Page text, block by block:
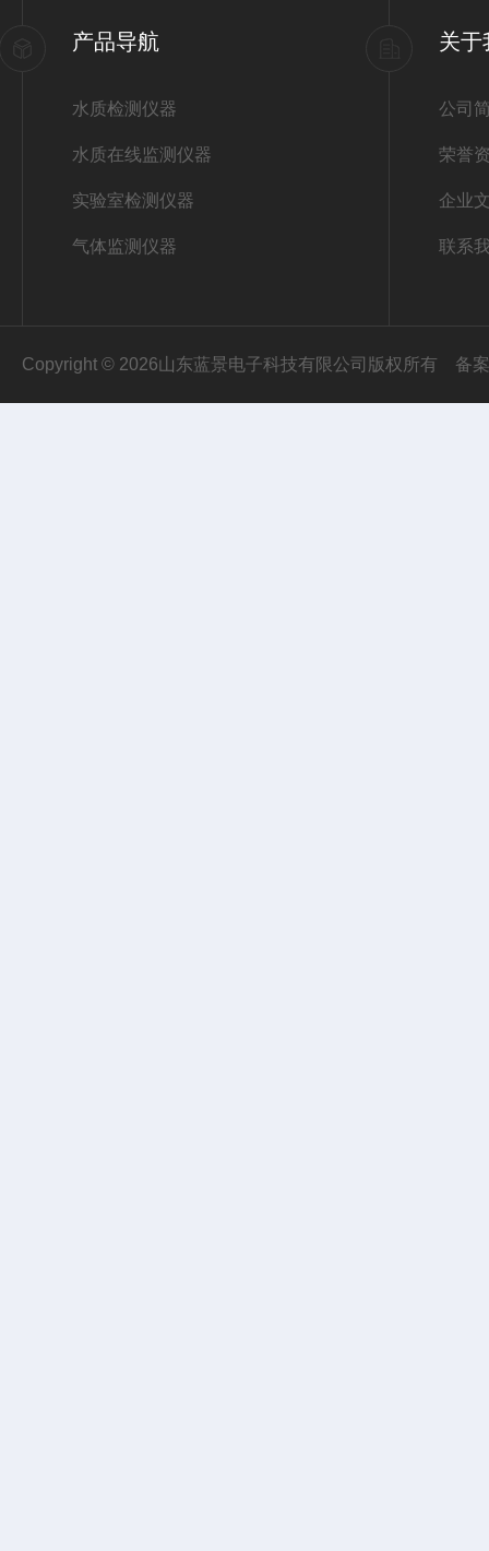
产品导航
水质检测仪器
水质在线监测仪器
实验室检测仪器
气体监测仪器
关于
公司
荣誉
企业
联系
Copyright © 2026山东蓝景电子科技有限公司版权所有 备